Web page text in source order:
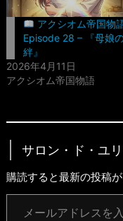
アクシオム帝国物
Episode 28 – 『母娘
絆』
2026年4月11日
アクシオム帝国物語
サロン・ド・ユ
購読すると最新の投稿
メールアドレスを入力...